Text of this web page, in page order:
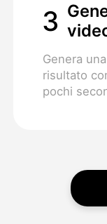
3
Genera
risultato
pochi